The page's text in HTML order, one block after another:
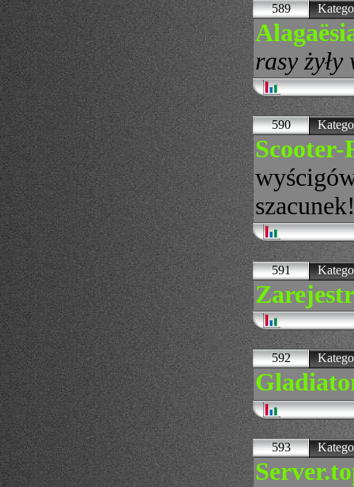
589
rasy
590
591
592
593